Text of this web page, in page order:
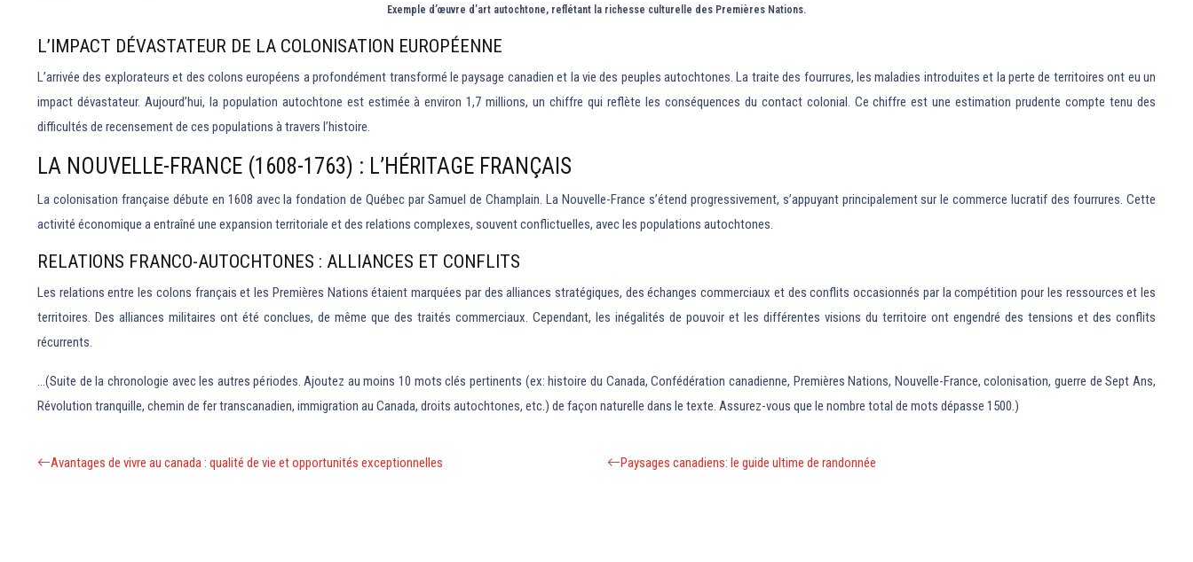
Exemple d’œuvre d’art autochtone, reflétant la richesse culturelle des Premières Nations.
L’IMPACT DÉVASTATEUR DE LA COLONISATION EUROPÉENNE
L’arrivée des explorateurs et des colons européens a profondément transformé le paysage canadien et la vie des peuples autochtones. La traite des fourrures, les maladies introduites et la perte de territoires ont eu un
impact dévastateur. Aujourd’hui, la population autochtone est estimée à environ 1,7 millions, un chiffre qui reflète les conséquences du contact colonial. Ce chiffre est une estimation prudente compte tenu des
difficultés de recensement de ces populations à travers l’histoire.
LA NOUVELLE-FRANCE (1608-1763) : L’HÉRITAGE FRANÇAIS
La colonisation française débute en 1608 avec la fondation de Québec par Samuel de Champlain. La Nouvelle-France s’étend progressivement, s’appuyant principalement sur le commerce lucratif des fourrures. Cette
activité économique a entraîné une expansion territoriale et des relations complexes, souvent conflictuelles, avec les populations autochtones.
RELATIONS FRANCO-AUTOCHTONES : ALLIANCES ET CONFLITS
Les relations entre les colons français et les Premières Nations étaient marquées par des alliances stratégiques, des échanges commerciaux et des conflits occasionnés par la compétition pour les ressources et les
territoires. Des alliances militaires ont été conclues, de même que des traités commerciaux. Cependant, les inégalités de pouvoir et les différentes visions du territoire ont engendré des tensions et des conflits
récurrents.
…(Suite de la chronologie avec les autres périodes. Ajoutez au moins 10 mots clés pertinents (ex: histoire du Canada, Confédération canadienne, Premières Nations, Nouvelle-France, colonisation, guerre de Sept Ans,
Révolution tranquille, chemin de fer transcanadien, immigration au Canada, droits autochtones, etc.) de façon naturelle dans le texte. Assurez-vous que le nombre total de mots dépasse 1500.)
Avantages de vivre au canada : qualité de vie et opportunités exceptionnelles Paysages canadiens: le guide ultime de randonnée